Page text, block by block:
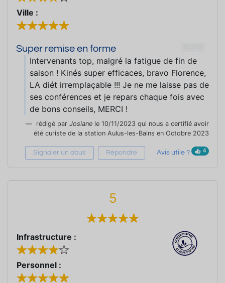
Ville :
Super remise en forme
Intervenants top, malgré la fatigue de fin de
saison ! Kinés super efficaces, bravo Florence,
LA diét irremplaçable !!! Je ne me laisse pas de
ses conférences et je repars chaque fois avec
de bons conseils, MERCI !
rédigé par Josiane le 10/11/2023 qui nous a certifié avoir
été curiste de la station Aulus-les-Bains en Octobre 2023
Signaler un abus Répondre Avis utile ? 4
5
Infrastructure :
Personnel :